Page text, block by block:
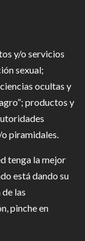
y/o servicios
sexual;
ocultas y
productos y
piramidales.
tenga la mejor
está dando su
las
pinche en